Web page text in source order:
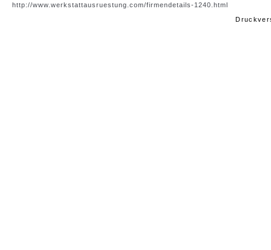
http://www.werkstattausruestung.com/firmendetails-1240.html